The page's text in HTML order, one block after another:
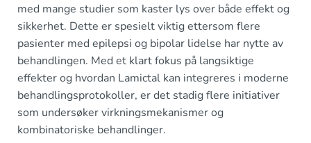
med mange studier som kaster lys over både effekt og
sikkerhet. Dette er spesielt viktig ettersom flere
pasienter med epilepsi og bipolar lidelse har nytte av
behandlingen. Med et klart fokus på langsiktige
effekter og hvordan Lamictal kan integreres i moderne
behandlingsprotokoller, er det stadig flere initiativer
som undersøker virkningsmekanismer og
kombinatoriske behandlinger.